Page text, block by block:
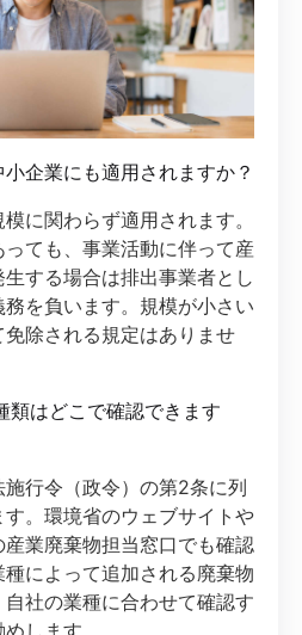
企業にも適用されますか？
に関わらず適用されます。
ても、事業活動に伴って産
する場合は排出事業者とし
を負います。規模が小さい
除される規定はありませ
類はどこで確認できます
施行令（政令）の第2条に列
。環境省のウェブサイトや
業廃棄物担当窓口でも確認
によって追加される廃棄物
自社の業種に合わせて確認す
します。